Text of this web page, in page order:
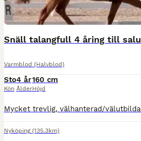
Snäll talangfull 4 åring till salu
Varmblod (Halvblod)
Sto
Kön
4 år
Ålder
160 cm
Höjd
Nyköping (135.3km)